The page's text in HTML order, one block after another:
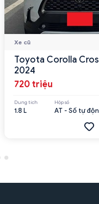
Xe cũ
Toyota Corolla
2024
720 triệu
Dung tích
1.8 L
Hộp số
AT - Số tự